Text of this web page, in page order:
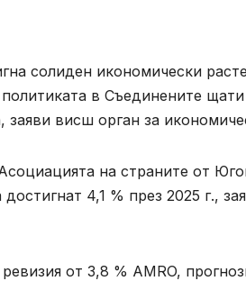
солиден икономически
в Съединените
заяви висш орган за
на страните от
4,1 % през 2025 г.,
от 3,8 % AMRO,